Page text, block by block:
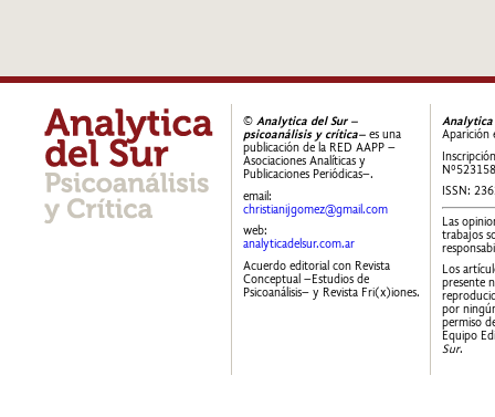
© Analytica del Sur –
psicoanálisis y crítica– es una
publicación de la RED AAPP –
Asociaciones Analíticas y
Publicaciones Periódicas–.
email:
christianijgomez@gmail.com
web:
analyticadelsur.com.ar
Acuerdo editorial con Revista
Conceptual –Estudios de
Psicoanálisis– y Revista Fri(x)iones.
Analytica
Aparición
ISSN:
Las
trabajos
Los
presente
por
permiso
Equipo
Sur.